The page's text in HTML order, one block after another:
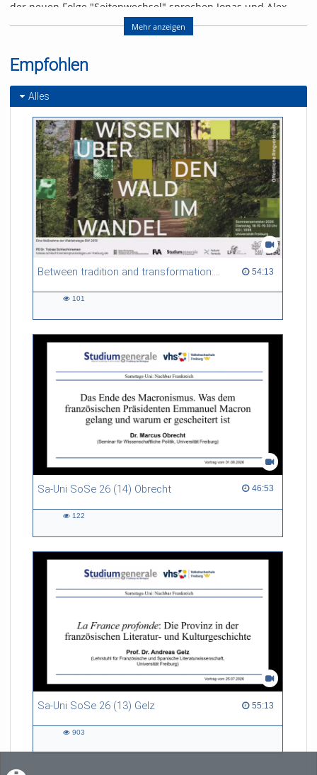
der neuen Folge "Seitenwechsel" sprechen Jonas und Alex
über das letzte Heimspiel der Saison und einen Leih-
Referent/in:
Andreas Nagel
Mehr anzeigen
Empfohlen
Alles
Between tradition and transformation: how owners, advisers and institutions co-create knowledge for resilient forests in Europe 54:13
54:13 duration
101
Sa-Uni SoSe 26 (14) Obrecht 46:53
46:53 duration
122
Sa-Uni SoSe 26 (13) Gelz 55:13
55:13 duration
903